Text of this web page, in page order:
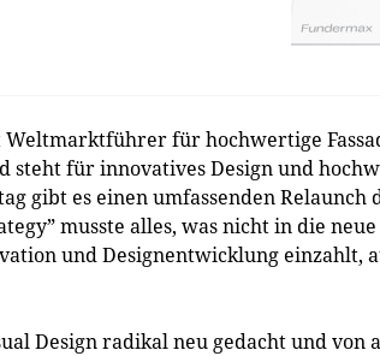
Weltmarktführer für hochwertige
steht für innovatives Design und
gibt es einen umfassenden
musste alles, was nicht in die
und Designentwicklung einzahlt,
Design radikal neu gedacht und von